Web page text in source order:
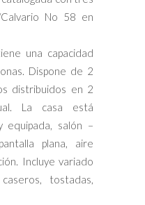
No 58 en
una capacidad
Dispone de 2
distribuidos en 2
La casa está
equipada, salón –
plana, aire
Incluye variado
tostadas,